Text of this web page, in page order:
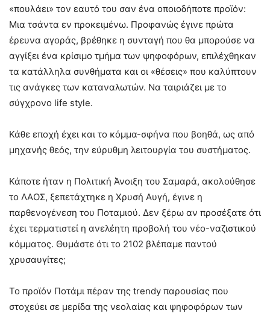
«πουλάει» τον εαυτό του σαν ένα οποιοδήποτε προϊόν:
Μια τσάντα εν προκειμένω. Προφανώς έγινε πρώτα
έρευνα αγοράς, βρέθηκε η συνταγή που θα μπορούσε να
αγγίξει ένα κρίσιμο τμήμα των ψηφοφόρων, επιλέχθηκαν
τα κατάλληλα συνθήματα και οι «θέσεις» που καλύπτουν
τις ανάγκες των καταναλωτών. Να ταιριάζει με το
σύγχρονο life style.
Κάθε εποχή έχει και το κόμμα-σφήνα που βοηθά, ως από
μηχανής θεός, την εύρυθμη λειτουργία του συστήματος.
Κάποτε ήταν η Πολιτική Άνοιξη του Σαμαρά, ακολούθησε
το ΛAΟΣ, ξεπετάχτηκε η Χρυσή Αυγή, έγινε η
παρθενογένεση του Ποταμιού. Δεν ξέρω αν προσέξατε ότι
έχει τερματιστεί η ανελέητη προβολή του νέο-ναζιστικού
κόμματος. Θυμάστε ότι το 2102 βλέπαμε παντού
χρυσαυγίτες;
Το προϊόν Ποτάμι πέραν της trendy παρουσίας που
στοχεύει σε μερίδα της νεολαίας και ψηφοφόρων των